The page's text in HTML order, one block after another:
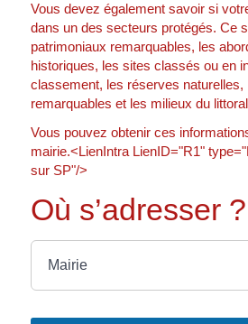
Vous devez également savoir si
dans un des secteurs protégés. Ce
patrimoniaux remarquables, les
historiques, les sites classés ou en
classement, les réserves naturelles,
remarquables et les milieux du
Vous pouvez obtenir ces
mairie.<LienIntra LienID="R1"
sur SP"/>
Où s’adresser ?
Mairie